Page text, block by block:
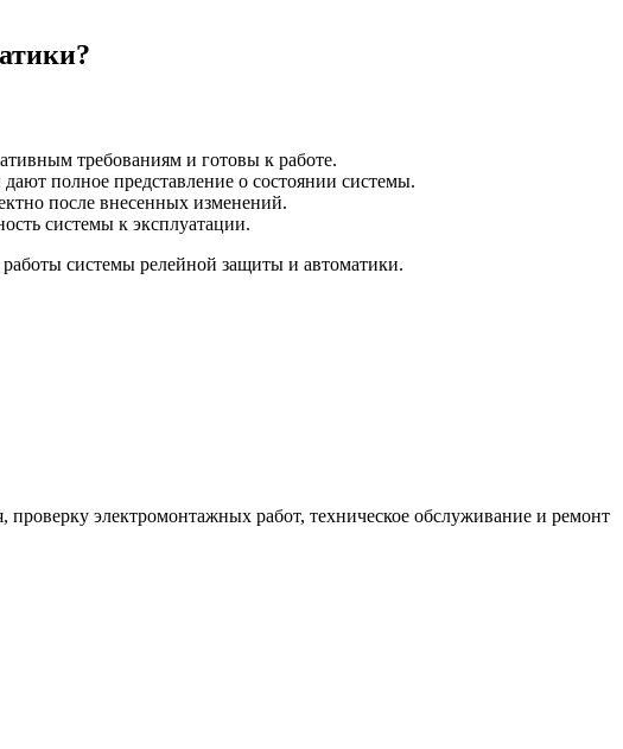
требованиям и готовы к работе.
полное представление о состоянии системы.
после внесенных изменений.
системы к эксплуатации.
системы релейной защиты и автоматики.
проверку электромонтажных работ, техническое обслуживание и ремонт